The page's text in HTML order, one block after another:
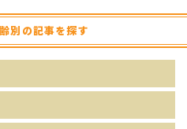
別の記事を探す